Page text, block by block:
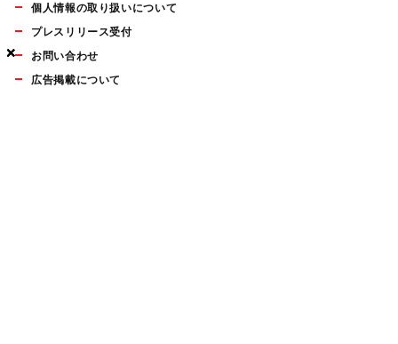
×
×
×
個人情報の取り扱いについて
プレスリリース受付
お問い合わせ
広告掲載について